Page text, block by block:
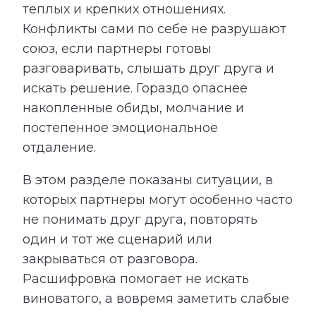
теплых и крепких отношениях.
Конфликты сами по себе не разрушают
союз, если партнеры готовы
разговаривать, слышать друг друга и
искать решение. Гораздо опаснее
накопленные обиды, молчание и
постепенное эмоциональное
отдаление.
В этом разделе показаны ситуации, в
которых партнеры могут особенно часто
не понимать друг друга, повторять
один и тот же сценарий или
закрываться от разговора.
Расшифровка помогает не искать
виноватого, а вовремя заметить слабые